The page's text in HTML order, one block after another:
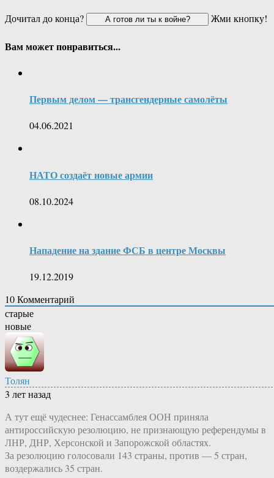
Дочитал до конца?
Жми кнопку!
Вам может понравиться...
Первым делом — трансгендерные самолёты
04.06.2021
НАТО создаёт новые армии
08.10.2024
Нападение на здание ФСБ в центре Москвы
19.12.2019
10Комментарий
старые
новые
Толян
3 лет назад
А тут ещё чудеснее: Генассамблея ООН приняла
антироссийскую резолюцию, не признающую референдумы в
ЛНР, ДНР, Херсонской и Запорожской областях.
За резолюцию голосовали 143 страны, против — 5 стран,
воздержались 35 стран.